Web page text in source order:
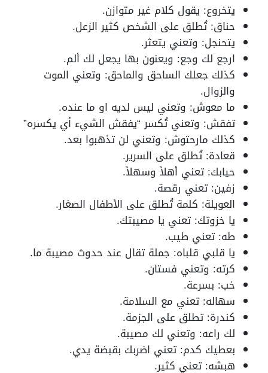
يتخروع: يقول كلام غير متوازن.
حناق: تُطلق على الشخص كثير الزعل.
يتحنجل: وتعني يتعثر.
ارجع لك وجع: ويعنون بها يجعل لك ألم.
كذلك جعلك الساحق والماحق: وتعني الموت
والزوال.
ما معوش: وتعني ليس لديه او ما عنده.
تفقش: وتعني تُكسر “يفقش الشيء أي يكسره”
كذلك مارحتوش: وتعني لن تذهبوا بعد.
قعادة: تُطلق على السرير.
حيابك: تعني أهلاً وسهلاً.
زفين: تعني رقصة.
العويلة: كلمة تُطلق على الأطفال الصغار.
يا خزوتك: تعني يا مصيبتك.
طه: تعني طيب.
يا قلبي قلباه: جملة تقال عند حدوث مصيبة ما.
كرته: وتعني فستان.
خب: بسرعة.
سهاله: تعني مع السلامة.
كندرة: تطلق على الجزمة.
لك راعه: وتعني لك مصيبة.
بعطيك كدم: تعني اضربك بقبضة يدي.
هبشه: تعني كثير.